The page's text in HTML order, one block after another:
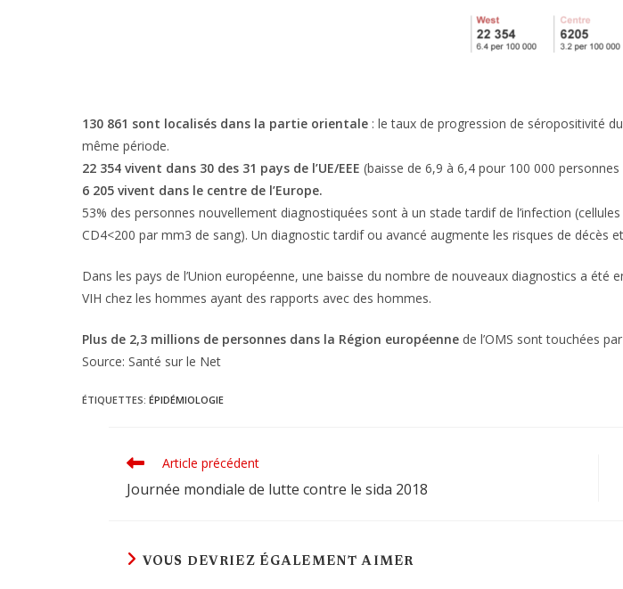
130 861 sont localisés dans la partie orientale : le taux de progression de séropositivité
même période.
22 354 vivent dans 30 des 31 pays de l’UE/EEE (baisse de 6,9 à 6,4 pour 100 000
6 205 vivent dans le centre de l’Europe.
53% des personnes nouvellement diagnostiquées sont à un stade tardif de l’infection
CD4<200 par mm3 de sang). Un diagnostic tardif ou avancé augmente les risques de décès
Dans les pays de l’Union européenne, une baisse du nombre de nouveaux diagnostics a
VIH chez les hommes ayant des rapports avec des hommes.
Plus de 2,3 millions de personnes dans la Région européenne de l’OMS sont touchées
Source: Santé sur le Net
ÉTIQUETTES: ÉPIDÉMIOLOGIE
Read
articles
Article précédent
Journée mondiale de lutte contre le sida 2018
VOUS DEVRIEZ ÉGALEMENT AIMER